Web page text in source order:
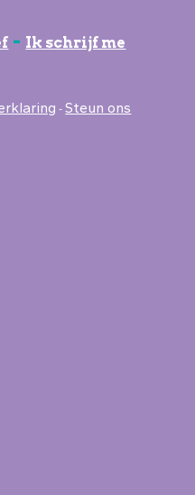
- Ik schrijf me
-Steun ons